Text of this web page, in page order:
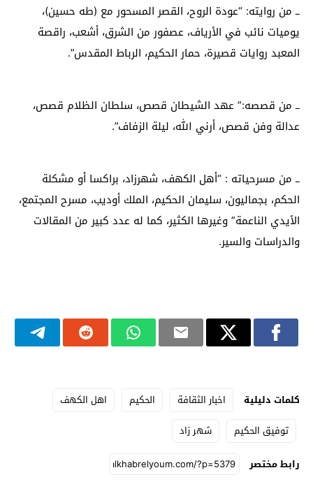
ــ من روايته: “عودة الروح، القصر المسحور مع (طه حسين)،
يوميات نائب في الأرياف، عصفور من الشرق، أشعب، راقصة
المعبد روايات قصيرة، حمار الحكيم، الرباط المقدس”.
ــ من قصصه:” عهد الشيطان قصص، سلطان الظلام قصص،
عدالة وفن قصص، أرني الله، ليلة الزفاف”.
ــ من مسرحياته : “أهل الكهف، شهرزاد، براكسا أو مشكلة
الحكم، بجماليون، سليمان الحكيم، الملك أوديب، مسرح المجتمع،
الأيدي الناعمة” وغيرها الكثير، كما له عدد كبير من المقالات
والدراسات والسير.
كلمات دليلية اخبار الثقافة الحكيم
اهل الكهف
توفيق الحكيم
شهر زاد
رابط مختصر